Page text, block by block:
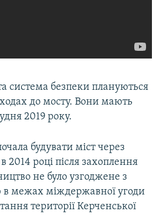
система безпеки плануються
до мосту. Вони мають
2019 року.
будувати міст через
2014 році після захоплення
не було узгоджене з
в межах міждержавної угоди
території Керченської